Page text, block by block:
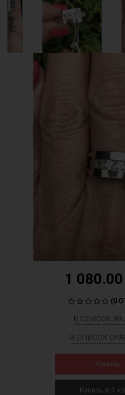
1
(0
В СПИСОК
В СПИСОК
Купить
Купить в 1